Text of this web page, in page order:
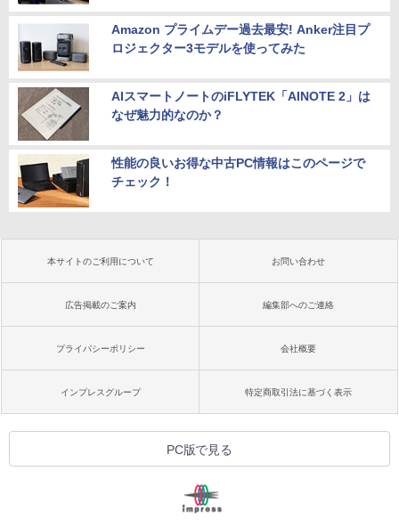
Amazon プライムデー過去最安! Anker注目プ
ロジェクター3モデルを使ってみた
AIスマートノートのiFLYTEK「AINOTE 2」は
なぜ魅力的なのか？
性能の良いお得な中古PC情報はこのページで
チェック！
本サイトのご利用について お問い合わせ
広告掲載のご案内 編集部へのご連絡
プライバシーポリシー 会社概要
インプレスグループ 特定商取引法に基づく表示
PC版で見る